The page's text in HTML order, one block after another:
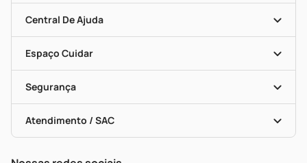
Mapa De Categorias
Blog Da PP
Seja Uma Loja Parceira
Clube PP
Convênios
Programa Popular Do Brasil
Encarte De Ofertas
Dermaclub
Descontos De Laboratório (PBM)
Cupons E Ofertas
Central De Ajuda
Entrega
Recompra Programada
Compras Com Receita
Alomed (tele-Entrega)
Formas De Pagamento
Troca E Devolução
Bulas De A A Z
Políticas De Marketplace
Espaço Cuidar
Vacinas
Serviços Farmacêuticos
Testes Rápidos
Autoteste Covid-19
Segurança
Certificado De Segurança
Portal Da Privacidade
Atendimento / SAC
WhatsApp (47) 9202-1687